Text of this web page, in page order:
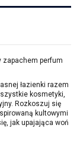
zapachem perfum
łazienki razem
kosmetyki,
Rozkoszuj się
kultowymi
jak upajająca woń